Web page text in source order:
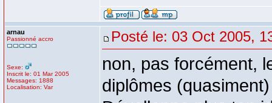
arnau
Passionné accro
Sexe:
Inscrit le: 01 Mar 2005
Messages: 1888
Localisation: Var
Posté le: 03 Oct 2005,
non, pas forcément,
diplômes